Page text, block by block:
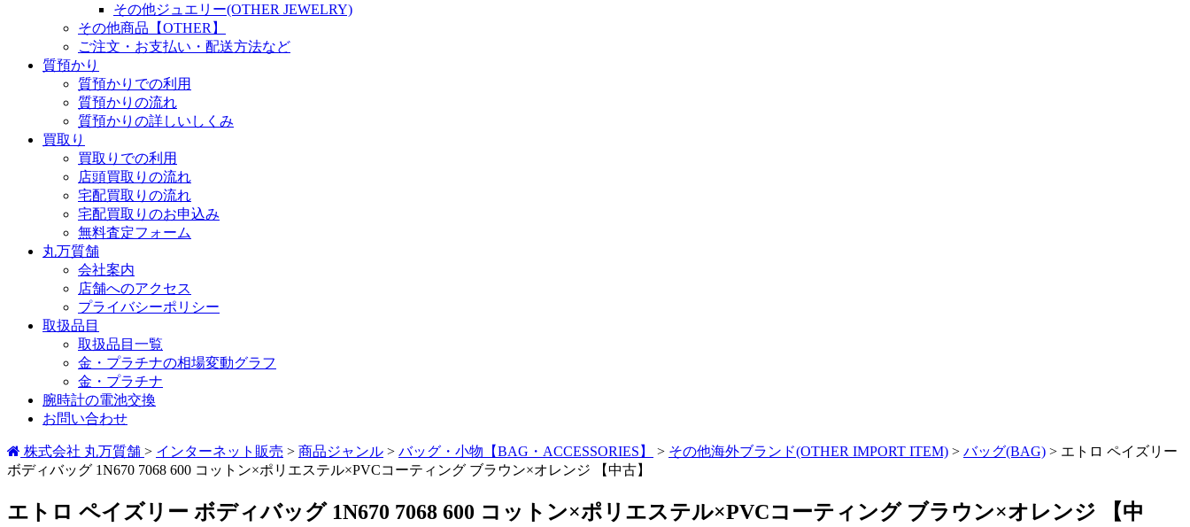
その他ジュエリー(OTHER JEWELRY)
その他商品【OTHER】
ご注文・お支払い・配送方法など
質預かり
質預かりでの利用
質預かりの流れ
質預かりの詳しいしくみ
買取り
買取りでの利用
店頭買取りの流れ
宅配買取りの流れ
宅配買取りのお申込み
無料査定フォーム
丸万質舗
会社案内
店舗へのアクセス
プライバシーポリシー
取扱品目
取扱品目一覧
金・プラチナの相場変動グラフ
金・プラチナ
腕時計の電池交換
お問い合わせ
株式会社 丸万質舗 > インターネット販売 > 商品ジャンル > バッグ・小物【BAG・ACCESSORIES】 > その他海外ブランド(OTHER IMPORT ITEM) > バッグ(BAG) > エトロ ペイズリー
ボディバッグ 1N670 7068 600 コットン×ポリエステル×PVCコーティング ブラウン×オレンジ 【中古】
エトロ ペイズリー ボディバッグ 1N670 7068 600 コットン×ポリエステル×PVCコーティング ブラウン×オレンジ 【中